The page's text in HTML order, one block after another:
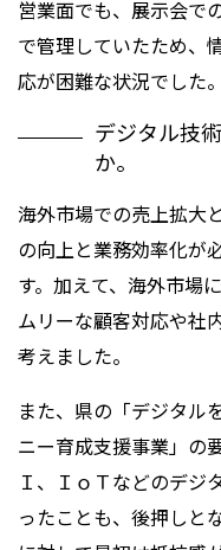
営業面でも、展示会で
で管理していたため、
応が困難な状況でした。
デジタル技
か。
海外市場での売上拡大
の向上と業務効率化が
す。加えて、海外市場
ムリーな顧客対応や社
考えました。
また、県の「デジタル
ニー育成支援事業」の
Ｉ、ＩｏＴなどのデジ
ったことも、後押しと